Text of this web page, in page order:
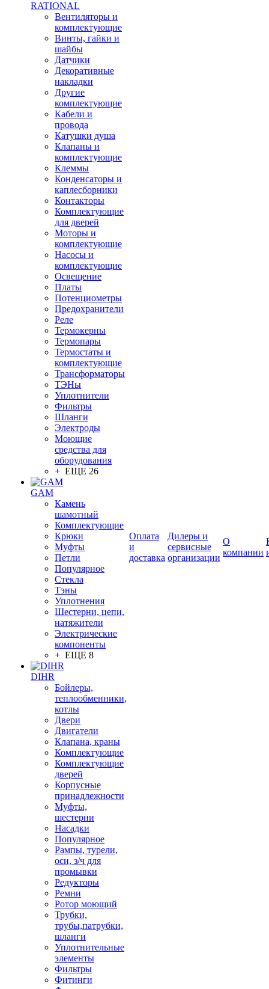
RATIONAL
Вентиляторы и
комплектующие
Винты, гайки и
шайбы
Датчики
Декоративные
накладки
Другие
комплектующие
Кабели и
провода
Катушки душа
Клапаны и
комплектующие
Клеммы
Конденсаторы и
каплесборники
Контакторы
Комплектующие
для дверей
Моторы и
комплектующие
Насосы и
комплектующие
Освещение
Платы
Потенциометры
Предохранители
Реле
Термокерны
Термопары
Термостаты и
комплектующие
Трансформаторы
ТЭНы
Уплотнители
Фильтры
Шланги
Электроды
Моющие
средства для
оборудования
+ ЕЩЕ 26
GAM
Камень
шамотный
Комплектующие
Крюки
Муфты
Петли
Популярное
Стекла
Тэны
Уплотнения
Шестерни, цепи,
натяжители
Электрические
компоненты
+ ЕЩЕ 8
DIHR
Бойлеры,
теплообменники,
котлы
Двери
Двигатели
Клапана, краны
Комплектующие
Комплектующие
дверей
Корпусные
принадлежности
Муфты,
шестерни
Насадки
Популярное
Рампы, турели,
оси, з/ч для
промывки
Редукторы
Ремни
Ротор моющий
Трубки,
трубы,патрубки,
шланги
Уплотнительные
элементы
Фильтры
Фитинги
Оплата
и
доставка
Дилеры и
сервисные
организации
О
компании